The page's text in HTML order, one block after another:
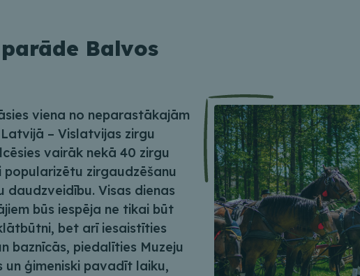
Balvos
viena no neparastākajām
– Vislatvijas zirgu
vairāk nekā 40 zirgu
zirgaudzēšanu
daudzveidību. Visas dienas
būs iespēja ne tikai būt
bet arī iesaistīties
baznīcās, piedalīties Muzeju
un ģimeniski pavadīt laiku,